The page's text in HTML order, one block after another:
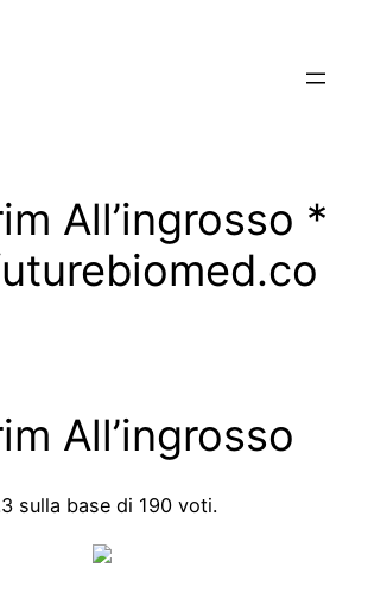
All’ingrosso *
All’ingrosso
sulla base di 190 voti.